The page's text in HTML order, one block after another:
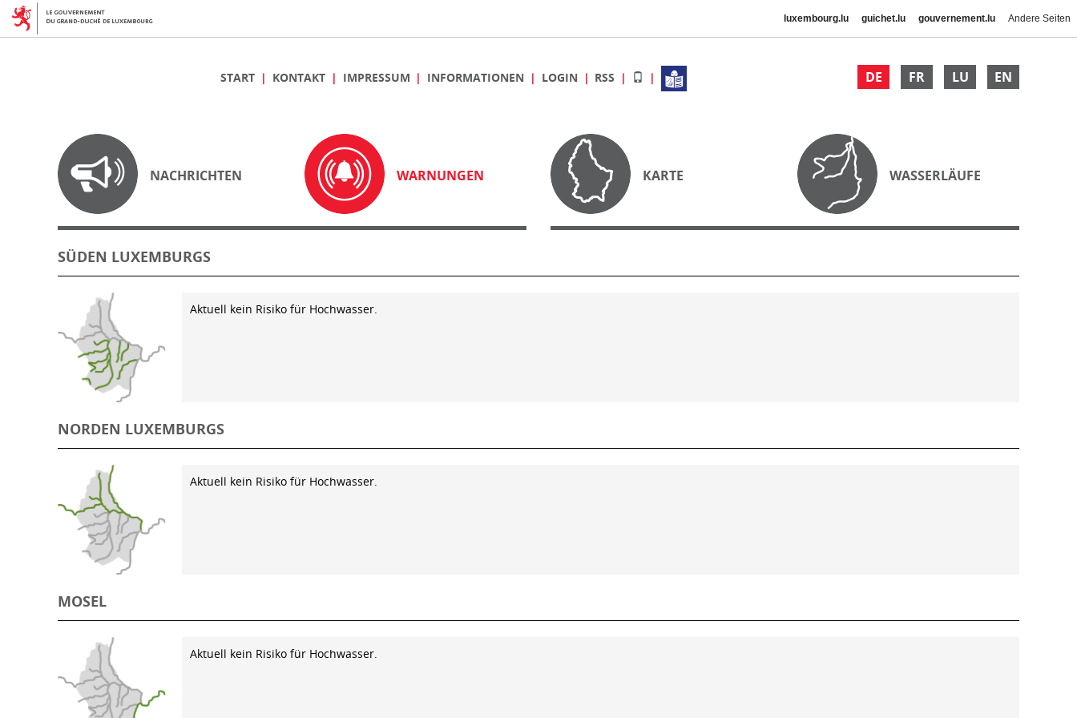
luxembourg.lu guichet.lu gouvernement.lu Andere Seiten
DE FR LU EN
START KONTAKT IMPRESSUM INFORMATIONEN LOGIN RSS
NACHRICHTEN WARNUNGEN KARTE WASSERLÄUFE
SÜDEN LUXEMBURGS
Aktuell kein Risiko für Hochwasser.
NORDEN LUXEMBURGS
Aktuell kein Risiko für Hochwasser.
MOSEL
Aktuell kein Risiko für Hochwasser.